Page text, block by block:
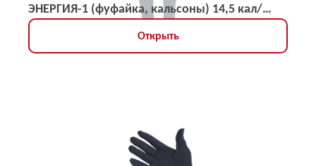
ЭНЕРГИЯ-1 (фуфайка, кальсоны) 14,5 кал/
кв.см
Открыть